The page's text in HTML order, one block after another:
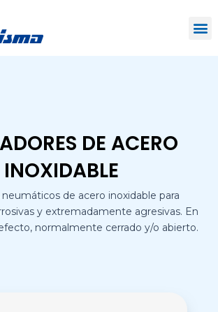
DE ACERO
INOXIDABLE
de acero inoxidable para
y extremadamente agresivas. En
normalmente cerrado y/o abierto.